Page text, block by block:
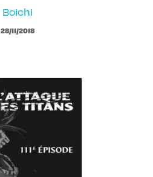
Boichi
28/11/2018